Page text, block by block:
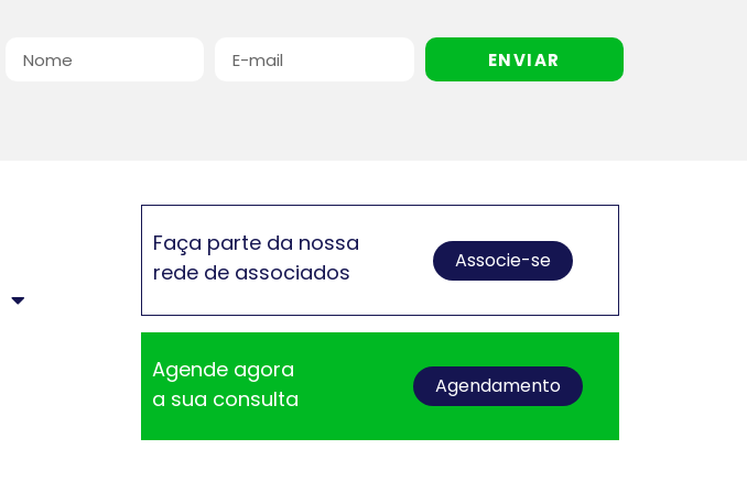
ENVIAR
Faça parte da nossa
rede de associados
Associe-se
Agende agora
a sua consulta
Agendamento